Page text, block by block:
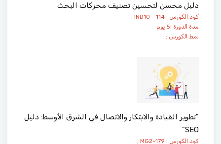
دليل محسن لتحسين تصنيف محركات البحث
كود الكورس : IND10 - 114 ,
مدة الدورة :5 يوم
نمط الكورس :
"تطوير القيادة والابتكار والاتصال في الشرق الأوسط: دليل
SEO"
كود الكورس : MG2-179 ,